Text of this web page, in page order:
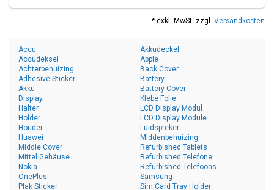
* exkl. MwSt. zzgl. Versandkosten
Accu
Accudeksel
Achterbehuizing
Adhesive Sticker
Akku
Akkudeckel
Apple
Back Cover
Battery
Battery Cover
Display
Halter
Holder
Houder
Huawei
Klebe Folie
LCD Display Modul
LCD Display Module
Luidspreker
Middenbehuizing
Middle Cover
Mittel Gehäuse
Nokia
OnePlus
Plak Sticker
Refurbished Tablets
Refurbished Telefone
Refurbished Telefoons
Samsung
Sim Card Tray Holder